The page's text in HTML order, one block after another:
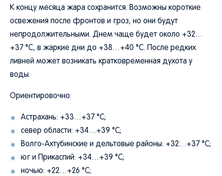
К концу месяца жара сохранится. Возможны короткие
освежения после фронтов и гроз, но они будут
непродолжительными. Днем чаще будет около +32…
+37 °C, в жаркие дни до +38…+40 °C. После редких
ливней может возникать кратковременная духота у
воды.
Ориентировочно:
Астрахань: +33…+37 °C;
север области: +34…+39 °C;
Волго-Ахтубинские и дельтовые районы: +32…+37 °C;
юг и Прикаспий: +34…+39 °C;
ночью: +22…+26 °C;